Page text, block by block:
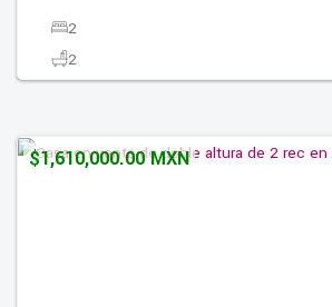
2
2
$1,610,000.00 MXN